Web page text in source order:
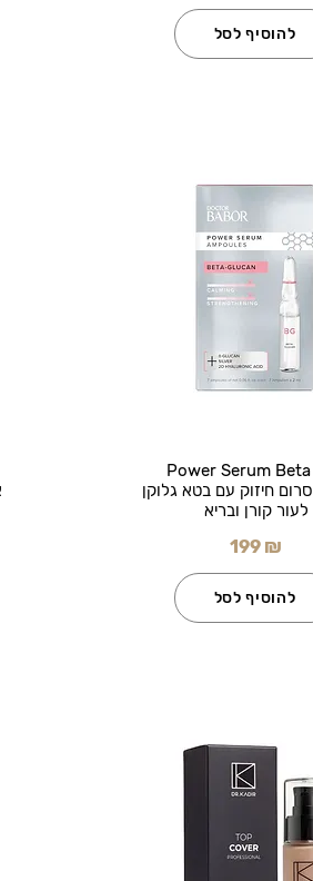
להוסיף לסל
בבור Power Serum Beta
Glucan סרום חיזוק עם בטא גלוקן
לעור קורן ובריא
199 ₪
להוסיף לסל